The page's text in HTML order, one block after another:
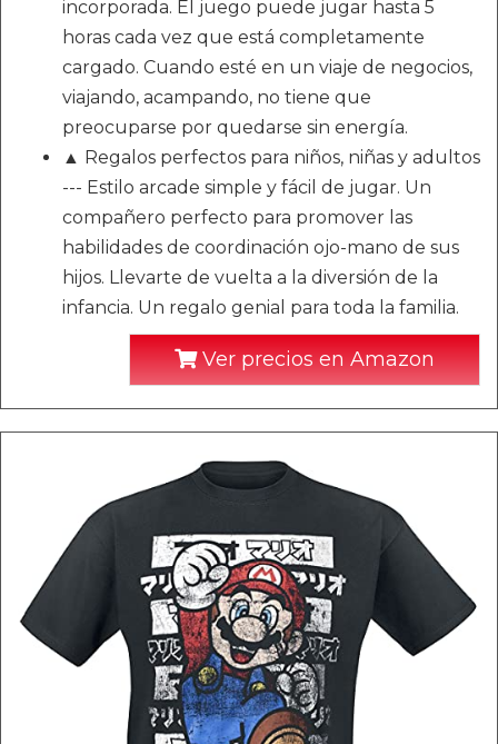
incorporada. El juego puede jugar hasta 5
horas cada vez que está completamente
cargado. Cuando esté en un viaje de negocios,
viajando, acampando, no tiene que
preocuparse por quedarse sin energía.
▲ Regalos perfectos para niños, niñas y adultos
--- Estilo arcade simple y fácil de jugar. Un
compañero perfecto para promover las
habilidades de coordinación ojo-mano de sus
hijos. Llevarte de vuelta a la diversión de la
infancia. Un regalo genial para toda la familia.
Ver precios en Amazon